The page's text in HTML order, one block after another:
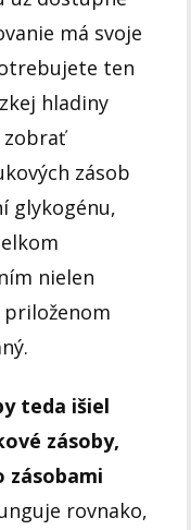
má svoje
ten
hladiny
zobrať
zásob
glykogénu,
nielen
priloženom
teda išiel
zásoby,
zásobami
rovnako,